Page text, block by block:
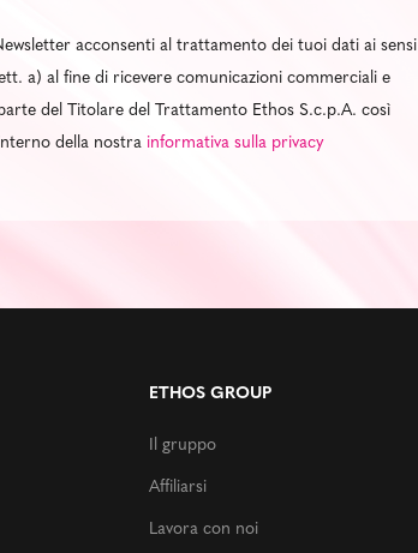
acconsenti al trattamento dei tuoi dati ai sensi
a) al fine di ricevere comunicazioni commerciali e
del Titolare del Trattamento Ethos S.c.p.A. così
della nostra informativa sulla privacy
ETHOS GROUP
Il gruppo
Affiliarsi
Lavora con noi